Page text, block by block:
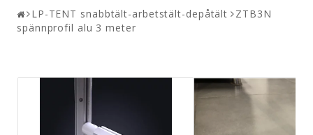
LP-TENT snabbtält-arbetstält-depåtält
Presenningar
Pvc-draperier
LP-TENT snabbtält-arbetstält-depåtält
ZTB3N
spännprofil alu 3 meter